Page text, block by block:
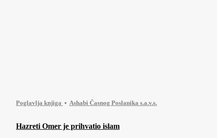
Poglavlja knjiga Ashabi Časnog Poslanika s.a.v.s.
Hazreti Omer je prihvatio islam